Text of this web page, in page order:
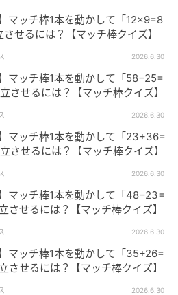
】マッチ棒1本を動かして「12×9=8
せるには？【マッチ棒クイズ】
2026.6.30
】マッチ棒1本を動かして「58−25=
させるには？【マッチ棒クイズ】
2026.6.30
】マッチ棒1本を動かして「23+36=
させるには？【マッチ棒クイズ】
2026.6.30
】マッチ棒1本を動かして「48−23=
させるには？【マッチ棒クイズ】
2026.6.30
】マッチ棒1本を動かして「35+26=
させるには？【マッチ棒クイズ】
2026.6.30